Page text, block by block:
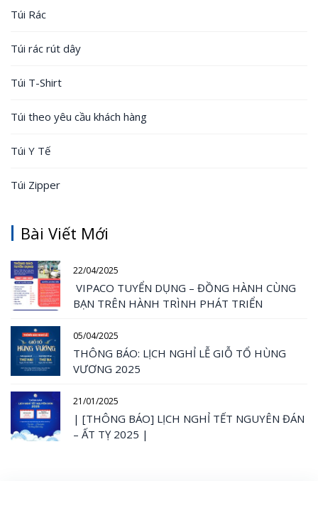
Túi Rác
Túi rác rút dây
Túi T-Shirt
Túi theo yêu cầu khách hàng
Túi Y Tế
Túi Zipper
Bài Viết Mới
22/04/2025
VIPACO TUYỂN DỤNG – ĐỒNG HÀNH CÙNG
BẠN TRÊN HÀNH TRÌNH PHÁT TRIỂN
05/04/2025
THÔNG BÁO: LỊCH NGHỈ LỄ GIỖ TỔ HÙNG
VƯƠNG 2025
21/01/2025
| [THÔNG BÁO] LỊCH NGHỈ TẾT NGUYÊN ĐÁN
– ẤT TỴ 2025 |